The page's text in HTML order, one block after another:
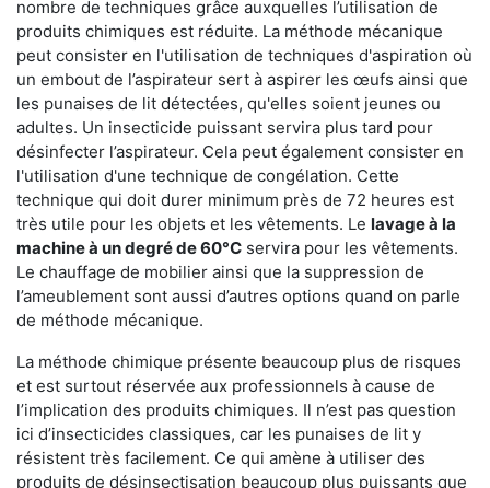
nombre de techniques grâce auxquelles l’utilisation de
produits chimiques est réduite. La méthode mécanique
peut consister en l'utilisation de techniques d'aspiration où
un embout de l’aspirateur sert à aspirer les œufs ainsi que
les punaises de lit détectées, qu'elles soient jeunes ou
adultes. Un insecticide puissant servira plus tard pour
désinfecter l’aspirateur. Cela peut également consister en
l'utilisation d'une technique de congélation. Cette
technique qui doit durer minimum près de 72 heures est
très utile pour les objets et les vêtements. Le lavage à la
machine à un degré de 60°C servira pour les vêtements.
Le chauffage de mobilier ainsi que la suppression de
l’ameublement sont aussi d’autres options quand on parle
de méthode mécanique.
La méthode chimique présente beaucoup plus de risques
et est surtout réservée aux professionnels à cause de
l’implication des produits chimiques. Il n’est pas question
ici d’insecticides classiques, car les punaises de lit y
résistent très facilement. Ce qui amène à utiliser des
produits de désinsectisation beaucoup plus puissants que